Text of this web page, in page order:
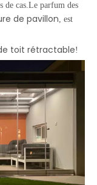
de cas.Le parfum des
de pavillon, est
toit rétractable!